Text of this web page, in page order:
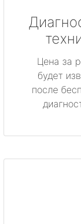
Цена за
будет
после